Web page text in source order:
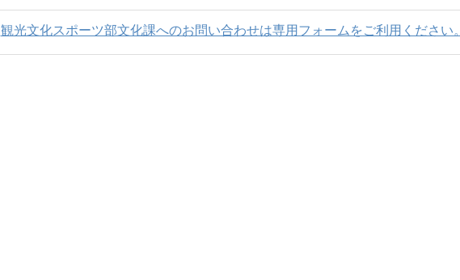
観光文化スポーツ部文化課へのお問い合わせは専用フォームをご利用ください。